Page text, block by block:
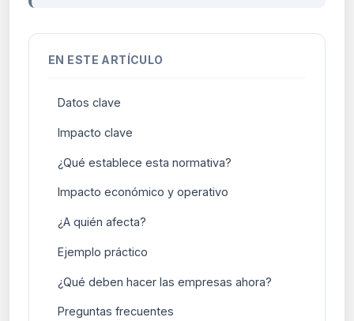
EN ESTE ARTÍCULO
Datos clave
Impacto clave
¿Qué establece esta normativa?
Impacto económico y operativo
¿A quién afecta?
Ejemplo práctico
¿Qué deben hacer las empresas ahora?
Preguntas frecuentes